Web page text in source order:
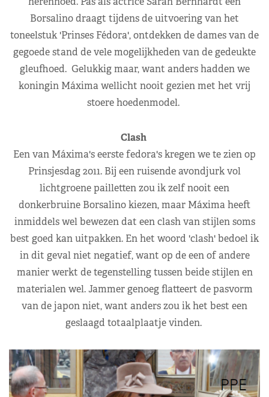
Borsalino draagt tijdens de uitvoering van het
toneelstuk 'Prinses Fédora', ontdekken de dames van de
gegoede stand de vele mogelijkheden van de gedeukte
gleufhoed. Gelukkig maar, want anders hadden we
koningin Máxima wellicht nooit gezien met het vrij
stoere hoedenmodel.
Clash
Een van Máxima's eerste fedora's kregen we te zien op
Prinsjesdag 2011. Bij een ruisende avondjurk vol
lichtgroene pailletten zou ik zelf nooit een
donkerbruine Borsalino kiezen, maar Máxima heeft
inmiddels wel bewezen dat een clash van stijlen soms
best goed kan uitpakken. En het woord 'clash' bedoel ik
in dit geval niet negatief, want op de een of andere
manier werkt de tegenstelling tussen beide stijlen en
materialen wel. Jammer genoeg flatteert de pasvorm
van de japon niet, want anders zou ik het best een
geslaagd totaalplaatje vinden.